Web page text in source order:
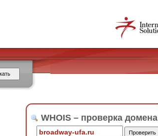
WHOIS – проверка домена